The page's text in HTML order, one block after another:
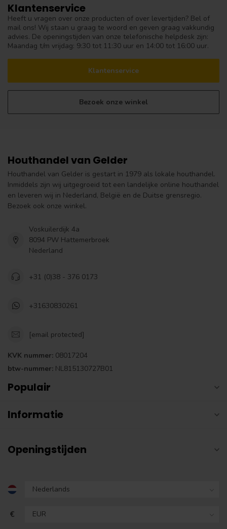
Klantenservice
Heeft u vragen over onze producten of over levertijden? Bel of
mail ons! Wij staan u graag te woord en geven graag vakkundig
advies. De openingstijden van onze telefonische helpdesk zijn:
Maandag t/m vrijdag: 9:30 tot 11:30 uur en 14:00 tot 16:00 uur.
Klantenservice
Bezoek onze winkel
Houthandel van Gelder
Houthandel van Gelder is gestart in 1979 als lokale houthandel.
Inmiddels zijn wij uitgegroeid tot een landelijke online houthandel
en leveren wij in Nederland, België en de Duitse grensregio.
Bezoek ook onze winkel.
Voskuilerdijk 4a
8094 PW Hattemerbroek
Nederland
+31 (0)38 - 376 0173
+31630830261
[email protected]
KVK nummer: 08017204
btw-nummer: NL815130727B01
Populair
Informatie
Openingstijden
€